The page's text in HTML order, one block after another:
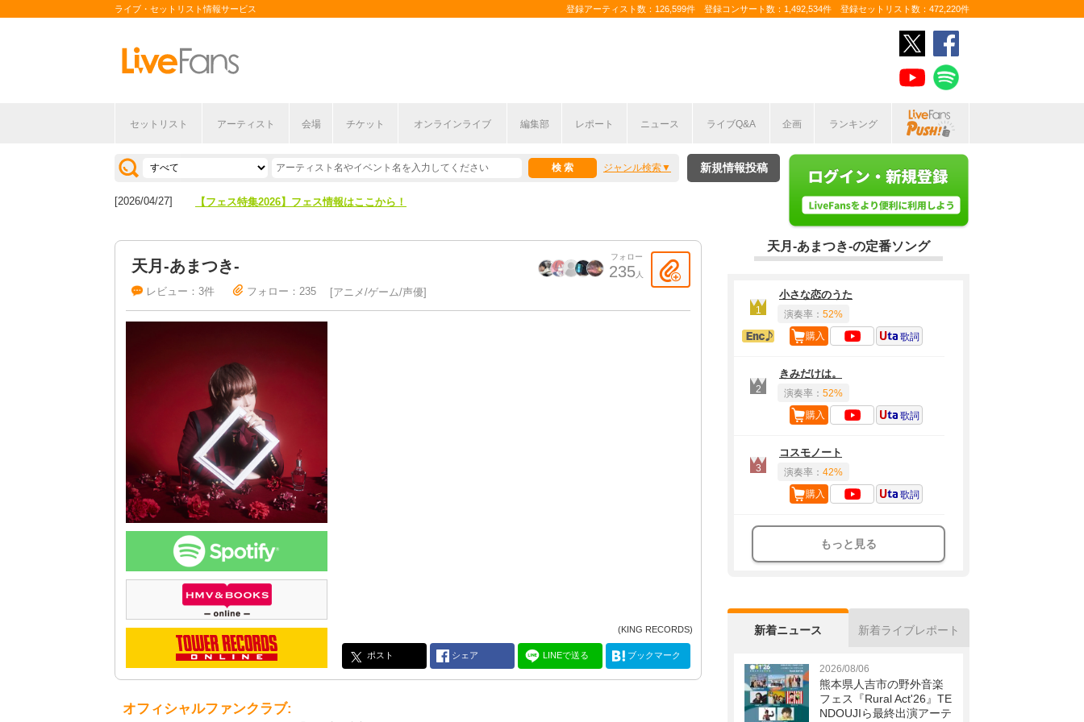
ライブ・セットリスト情報サービス 登録アーティスト数：126,599件 登録コンサート数：1,492,534件 登録セットリスト数：472,220件
セットリスト アーティスト 会場 チケット オンラインライブ 編集部 レポート ニュース ライブQ&A 企画 ランキング
ジャンル検索
[2026/07/28] 【ライブ動員ランキング】2026年上半期編発表！
[2026/04/27] 【フェス特集2026】フェス情報はここから！
新規情報投稿
天月-あまつき-
フォロー
235 人
レビュー：3件 フォロー：235 アニメ/ゲーム/声優
(KING RECORDS)
ポスト シェア LINEで送る ブックマーク
オフィシャルファンクラブ:
天月-あまつき-の定番ソング
1
小さな恋のうた
演奏率： 52%
アンコール定番
購入 歌詞
2
きみだけは。
演奏率： 52%
購入 歌詞
3
コスモノート
演奏率： 42%
購入 歌詞
もっと見る
新着ニュース 新着ライブレポート
2026/08/06
熊本県人吉市の野外音楽
フェス『Rural Act'26』TE
NDOUJIら最終出演アーテ